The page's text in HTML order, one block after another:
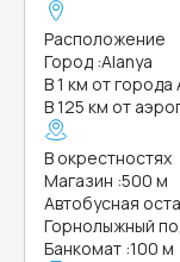
Расположение
Город :Alanya
В 1 км от города
В 125 км от
В окрестностях
Магазин :500 м
Автобусная
Горнолыжный
Банкомат :100 м